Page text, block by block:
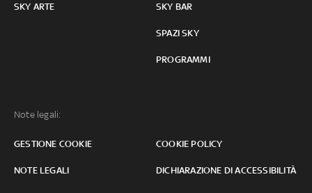
SKY ARTE SKY BAR
SPAZI SKY
PROGRAMMI
Note legali:
GESTIONE COOKIE COOKIE POLICY
NOTE LEGALI DICHIARAZIONE DI ACCESSIBILITÀ